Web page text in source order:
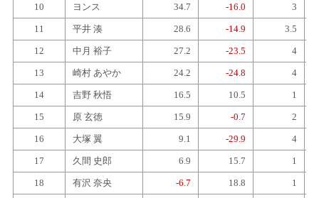
10 ヨンス 34.7 -16.0 3
11 平井 湊 28.6 -14.9 3.5
12 中月 裕子 27.2 -23.5 4
13 崎村 あやか 24.2 -24.8 4
14 吉野 秋悟 16.5 10.5 1
15 原 玄徳 15.9 -0.7 2
16 大塚 翼 9.1 -29.9 4
17 久間 史郎 6.9 15.7 1
18 有沢 奈央 -6.7 18.8 1